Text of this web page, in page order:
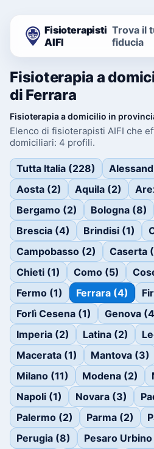
Fisioterapisti
AIFI
Trova il
fiducia
Fisioterapia a
di Ferrara
Fisioterapia a domicilio in
Elenco di fisioterapisti AIFI che
domiciliari: 4 profili.
Tutta Italia (228)
Aosta (2)
Aquila (2)
Bergamo (2)
Bologna (8)
Brescia (4)
Brindisi (1)
Campobasso (2)
Caserta
Chieti (1)
Como (5)
Fermo (1)
Ferrara (4)
Forlì Cesena (1)
Genova
Imperia (2)
Latina (2)
Macerata (1)
Mantova (3)
Milano (11)
Modena (2)
Napoli (1)
Novara (3)
Palermo (2)
Parma (2)
Perugia (8)
Pesaro Urbino